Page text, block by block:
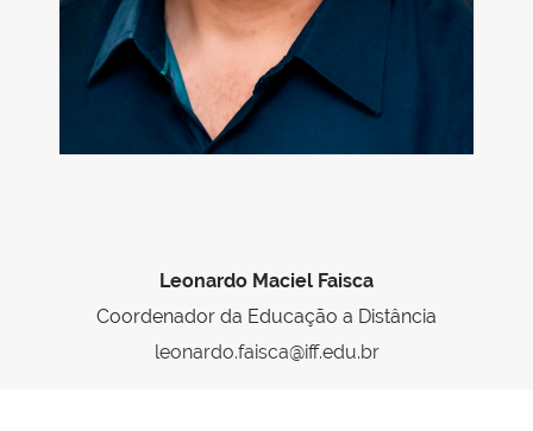
Leonardo Maciel Faisca
Coordenador da Educação a Distância
leonardo.faisca@iff.edu.br